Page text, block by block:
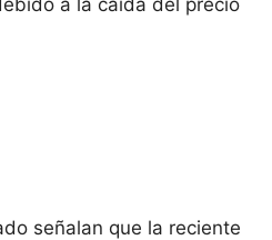
señalan que la reciente